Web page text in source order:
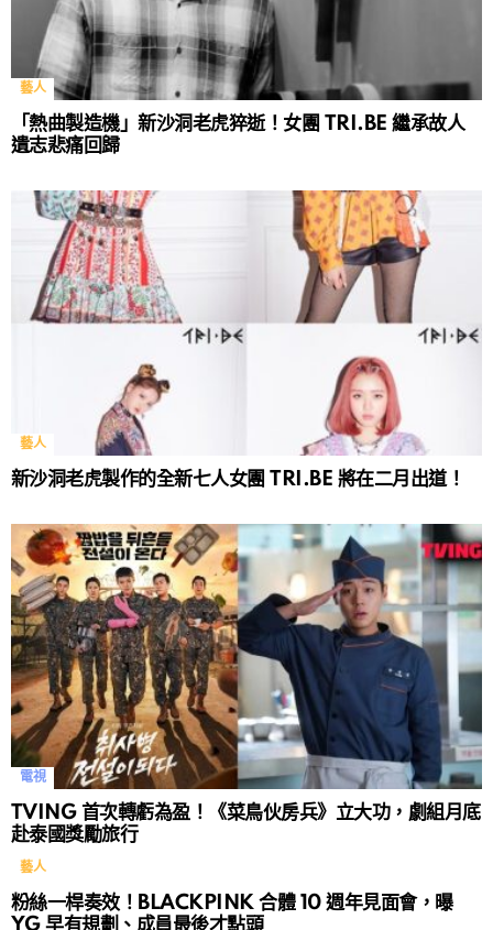
藝人
「熱曲製造機」新沙洞老虎猝逝！女團 TRI.BE 繼承故人
遺志悲痛回歸
藝人
新沙洞老虎製作的全新七人女團 TRI.BE 將在二月出道！
電視
TVING 首次轉虧為盈！《菜鳥伙房兵》立大功，劇組月底
赴泰國獎勵旅行
藝人
粉絲一桿奏效！BLACKPINK 合體 10 週年見面會，曝
YG 早有規劃、成員最後才點頭